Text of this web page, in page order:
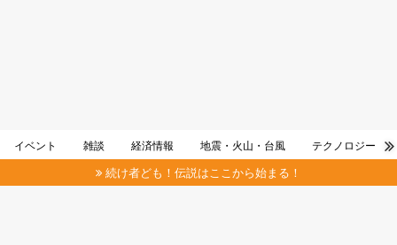
イベント 雑談 経済情報 地震・火山・台風 テクノロジー
続け者ども！伝説はここから始まる！